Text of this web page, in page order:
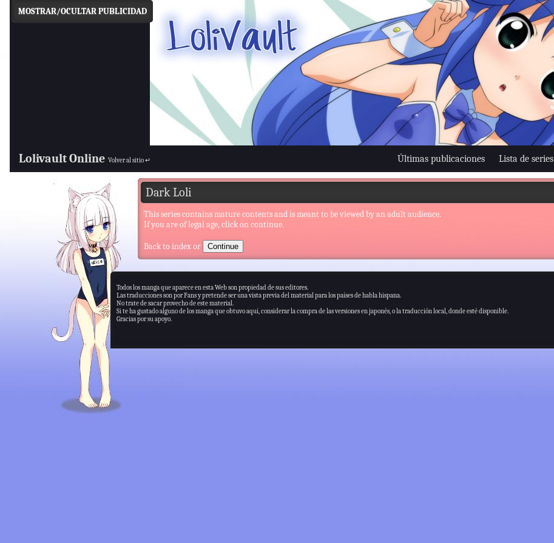
Últimas publicaciones Lista de series
Lolivault Online Volver al sitio ↵
Dark Loli
This series contains mature contents and is meant to be viewed by an adult audience.
If you are of legal age, click on continue.
Back to indexor
MOSTRAR/OCULTAR PUBLICIDAD
Todos los manga que aparece en esta Web son propiedad de sus editores.
Las traducciones son por Fans y pretende ser una vista previa del material para los países de habla hispana.
No trate de sacar provecho de este material.
Si te ha gustado alguno de los manga que obtuvo aquí, considerar la compra de las versiones en japonés, o la traducción local, donde esté disponible.
Gracias por su apoyo.